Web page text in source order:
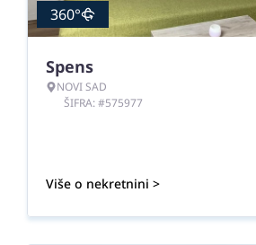
360°
Spens
NOVI SAD
ŠIFRA: #575977
Više o nekretnini >